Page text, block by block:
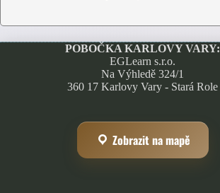
POBOČKA KARLOVY VARY:
EGLearn s.r.o.
Na Výhledě 324/1
360 17 Karlovy Vary - Stará Role
Zobrazit na mapě